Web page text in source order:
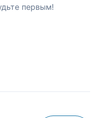
первым!